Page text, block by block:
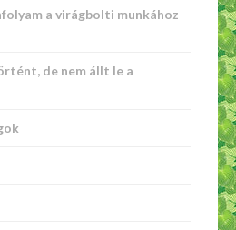
a virágbolti munkához
de nem állt le a